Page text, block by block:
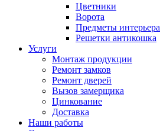
Цветники
Ворота
Предметы интерьера
Решетки антикошка
Услуги
Монтаж продукции
Ремонт замков
Ремонт дверей
Вызов замерщика
Цинкование
Доставка
Наши работы